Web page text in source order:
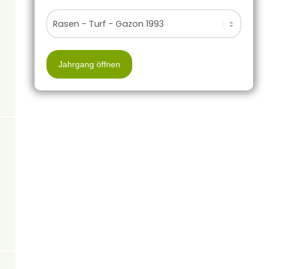
Jahrgang öffnen